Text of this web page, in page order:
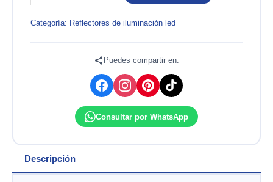
100W
Categoría: Reflectores de iluminación led
Puedes compartir en:
Consultar por WhatsApp
Descripción